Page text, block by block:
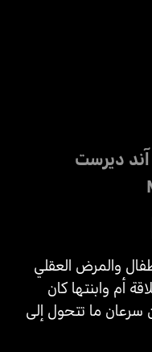
آند ديرست
والمرض العقلي
أم وابنتها كان
سرعان ما تتحول إلى